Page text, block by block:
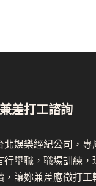
差打工諮詢
北娛樂經紀公司，
行舉職，職場訓練
，讓妳兼差應徵打